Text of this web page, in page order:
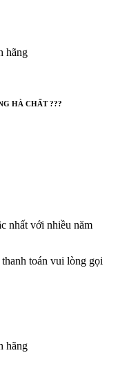
HÀ CHẤT ???
nhất với nhiều năm
toán vui lòng gọi